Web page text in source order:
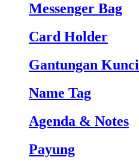
Messenger Bag
Card Holder
Gantungan Kunci
Name Tag
Agenda & Notes
Payung